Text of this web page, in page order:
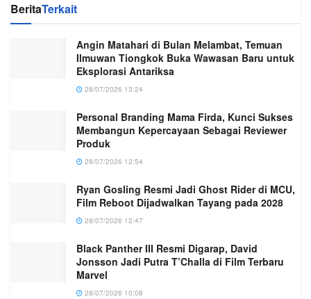
BeritaTerkait
Angin Matahari di Bulan Melambat, Temuan
Ilmuwan Tiongkok Buka Wawasan Baru untuk
Eksplorasi Antariksa
28/07/2026 13:24
Personal Branding Mama Firda, Kunci Sukses
Membangun Kepercayaan Sebagai Reviewer
Produk
28/07/2026 12:54
Ryan Gosling Resmi Jadi Ghost Rider di MCU,
Film Reboot Dijadwalkan Tayang pada 2028
28/07/2026 12:47
Black Panther III Resmi Digarap, David
Jonsson Jadi Putra T’Challa di Film Terbaru
Marvel
28/07/2026 10:08